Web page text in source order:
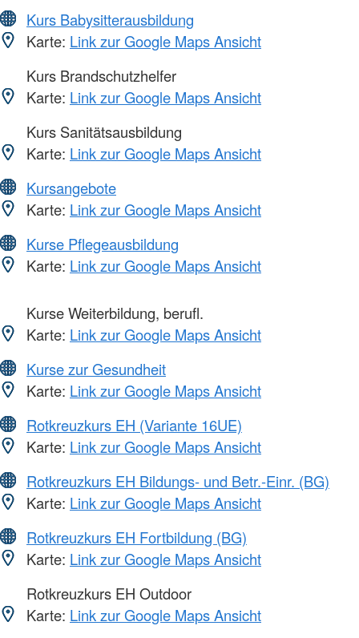
Kurs Babysitterausbildung
Karte: Link zur Google Maps Ansicht
Kurs Brandschutzhelfer
Karte: Link zur Google Maps Ansicht
Kurs Sanitätsausbildung
Karte: Link zur Google Maps Ansicht
Kursangebote
Karte: Link zur Google Maps Ansicht
Kurse Pflegeausbildung
Karte: Link zur Google Maps Ansicht
Kurse Weiterbildung, berufl.
Karte: Link zur Google Maps Ansicht
Kurse zur Gesundheit
Karte: Link zur Google Maps Ansicht
Rotkreuzkurs EH (Variante 16UE)
Karte: Link zur Google Maps Ansicht
Rotkreuzkurs EH Bildungs- und Betr.-Einr. (BG)
Karte: Link zur Google Maps Ansicht
Rotkreuzkurs EH Fortbildung (BG)
Karte: Link zur Google Maps Ansicht
Rotkreuzkurs EH Outdoor
Karte: Link zur Google Maps Ansicht